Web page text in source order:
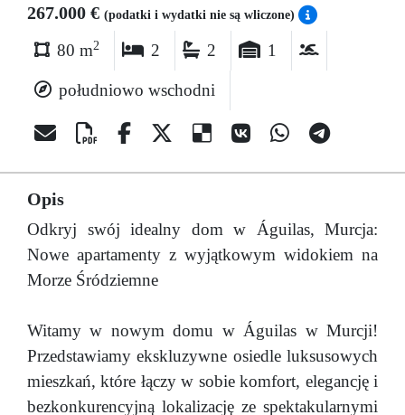
267.000 € (podatki i wydatki nie są wliczone)
80 m2 2 2 1
południowo wschodni
Opis
Odkryj swój idealny dom w Águilas, Murcja:
Nowe apartamenty z wyjątkowym widokiem na
Morze Śródziemne
Witamy w nowym domu w Águilas w Murcji!
Przedstawiamy ekskluzywne osiedle luksusowych
mieszkań, które łączy w sobie komfort, elegancję i
bezkonkurencyjną lokalizację ze spektakularnymi